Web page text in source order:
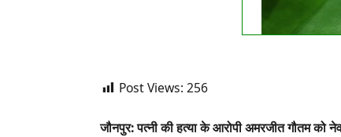
Post Views: 256
जौनपुर: पत्नी की हत्या के आरोपी अमरजीत गौतम को